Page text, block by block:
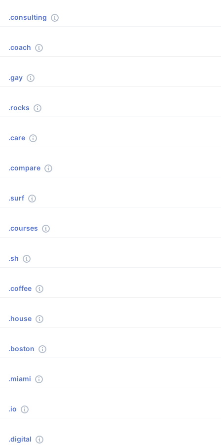
.consulting
.coach
.gay
.rocks
.care
.compare
.surf
.courses
.sh
.coffee
.house
.boston
.miami
.io
.digital